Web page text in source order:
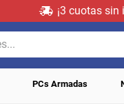
¡3 cuotas sin
PCs Armadas